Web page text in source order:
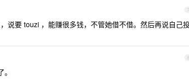
7
说要 touzi ，能赚很多钱，不管她借不借。然后再说自己
8